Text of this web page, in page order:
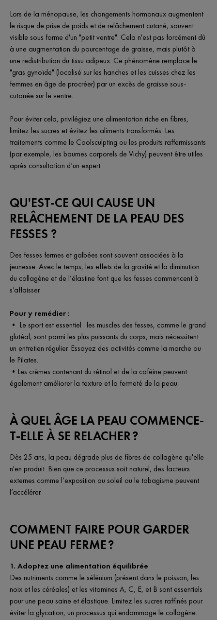
Lors de la ménopause, les changements hormonaux augmentent
le risque de prise de poids et de relâchement cutané, souvent
visible sous forme d'un "petit ventre". Cela n'est pas forcément dû
à une augmentation du pourcentage de graisse, mais plutôt à
une redistribution du tissu adipeux. Ce phénomène remplace le
"gras gynoïde" (localisé sur les hanches et les cuisses chez les
femmes en âge de procréer) par un excès de graisse sous-
cutanée sur le ventre.
Pour éviter cela, privilégiez une alimentation riche en fibres,
limitez les sucres et évitez les aliments transformés. Les
traitements comme le Coolsculpting ou les produits raffermissants
(par exemple, les baumes corporels de Vichy) peuvent être utiles
après consultation d’un expert.
QU'EST-CE QUI CAUSE UN
RELÂCHEMENT DE LA PEAU DES
FESSES ?
Des fesses fermes et galbées sont souvent associées à la
jeunesse. Avec le temps, les effets de la gravité et la diminution
du collagène et de l’élastine font que les fesses commencent à
s’affaisser.
Pour y remédier :
• Le sport est essentiel : les muscles des fesses, comme le grand
glutéal, sont parmi les plus puissants du corps, mais nécessitent
un entretien régulier. Essayez des activités comme la marche ou
le Pilates.
•Les crèmes contenant du rétinol et de la caféine peuvent
également améliorer la texture et la fermeté de la peau.
À QUEL ÂGE LA PEAU COMMENCE-
T-ELLE À SE RELACHER ?
Dès 25 ans, la peau dégrade plus de fibres de collagène qu'elle
n'en produit. Bien que ce processus soit naturel, des facteurs
externes comme l’exposition au soleil ou le tabagisme peuvent
l’accélérer.
COMMENT FAIRE POUR GARDER
UNE PEAU FERME ?
1. Adoptez une alimentation équilibrée
Des nutriments comme le sélénium (présent dans le poisson, les
noix et les céréales) et les vitamines A, C, E, et B sont essentiels
pour une peau saine et élastique. Limitez les sucres raffinés pour
éviter la glycation, un processus qui endommage le collagène.